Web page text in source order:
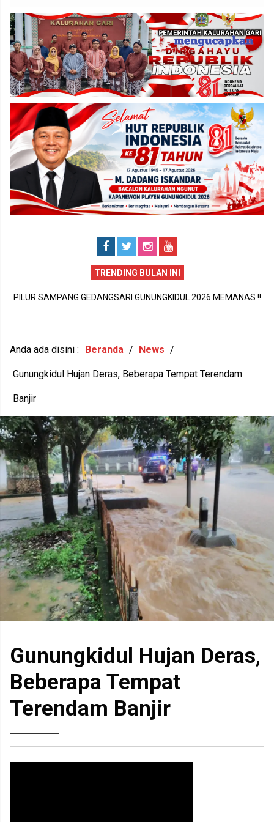
TRENDING BULAN INI
PILUR SAMPANG GEDANGSARI GUNUNGKIDUL 2026 MEMANAS !!
Anda ada disini : Beranda / News /
Gunungkidul Hujan Deras, Beberapa Tempat Terendam
Banjir
Gunungkidul Hujan Deras,
Beberapa Tempat
Terendam Banjir